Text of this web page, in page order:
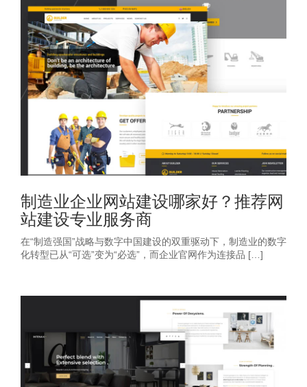
制造业企业网站建设哪家好？推荐网
站建设专业服务商
在“制造强国”战略与数字中国建设的双重驱动下，制造业的数字
化转型已从“可选”变为“必选”，而企业官网作为连接品 […]